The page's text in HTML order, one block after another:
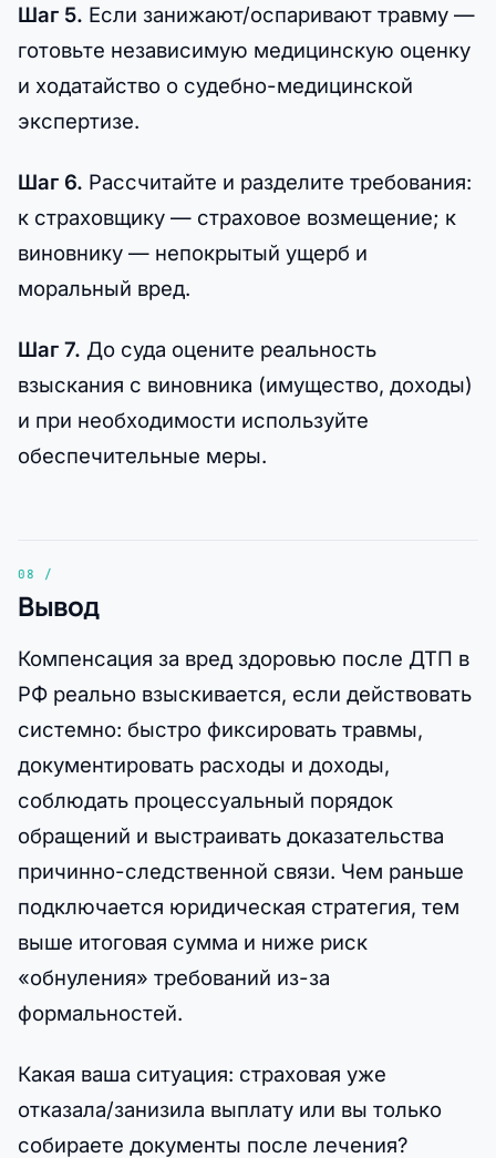
Шаг 5. Если занижают/оспаривают травму —
готовьте независимую медицинскую оценку
и ходатайство о судебно-медицинской
экспертизе.
Шаг 6. Рассчитайте и разделите требования:
к страховщику — страховое возмещение; к
виновнику — непокрытый ущерб и
моральный вред.
Шаг 7. До суда оцените реальность
взыскания с виновника (имущество, доходы)
и при необходимости используйте
обеспечительные меры.
Вывод
Компенсация за вред здоровью после ДТП в
РФ реально взыскивается, если действовать
системно: быстро фиксировать травмы,
документировать расходы и доходы,
соблюдать процессуальный порядок
обращений и выстраивать доказательства
причинно-следственной связи. Чем раньше
подключается юридическая стратегия, тем
выше итоговая сумма и ниже риск
«обнуления» требований из-за
формальностей.
Какая ваша ситуация: страховая уже
отказала/занизила выплату или вы только
собираете документы после лечения?